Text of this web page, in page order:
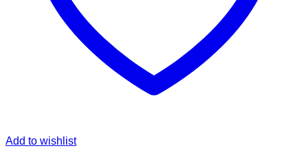
Add to wishlist